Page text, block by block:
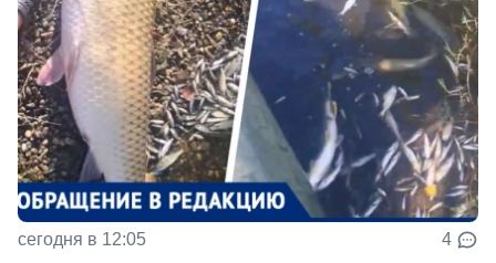
сегодня в 12:05 4